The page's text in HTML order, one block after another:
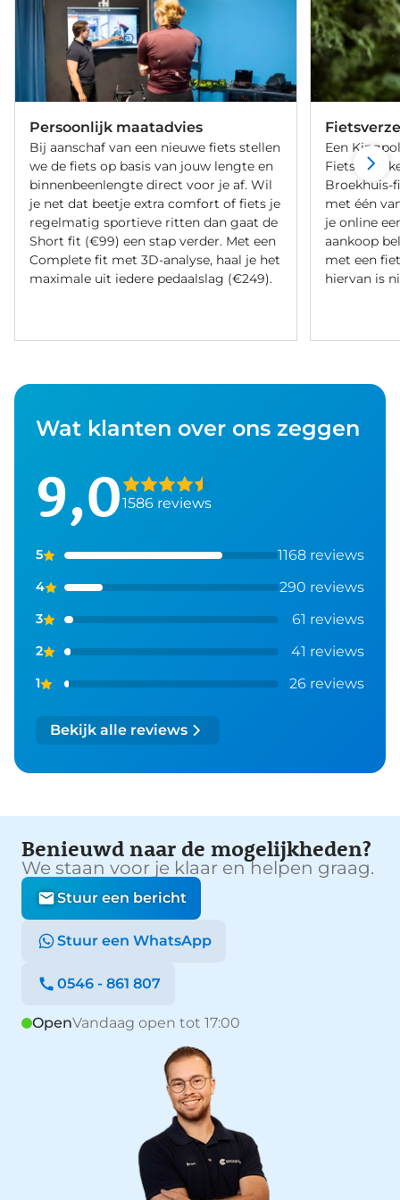
Persoonlijk maatadvies
Bij aanschaf van een nieuwe fiets stellen
we de fiets op basis van jouw lengte en
binnenbeenlengte direct voor je af. Wil
je net dat beetje extra comfort of fiets je
regelmatig sportieve ritten dan gaat de
Short fit (€99) een stap verder. Met een
Complete fit met 3D-analyse, haal je het
maximale uit iedere pedaalslag (€249).
Een
Broekhuis-
met één
je online
aankoop
met een
hiervan is
Wat klanten over ons zeggen
9,01586 reviews
5 1168 reviews
4 290 reviews
3 61 reviews
2 41 reviews
1 26 reviews
Bekijk alle reviews
Benieuwd naar de mogelijkheden?
We staan voor je klaar en helpen graag.
Stuur een bericht
Stuur een WhatsApp
0546 - 861 807
OpenVandaag open tot 17:00